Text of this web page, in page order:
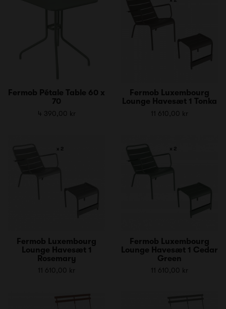
Fermob Pétale Table 60 x
70
4 390,00 kr
Fermob Luxembourg
Lounge Havesæt 1 Tonka
11 610,00 kr
Fermob Luxembourg
Lounge Havesæt 1
Rosemary
11 610,00 kr
Fermob Luxembourg
Lounge Havesæt 1 Cedar
Green
11 610,00 kr